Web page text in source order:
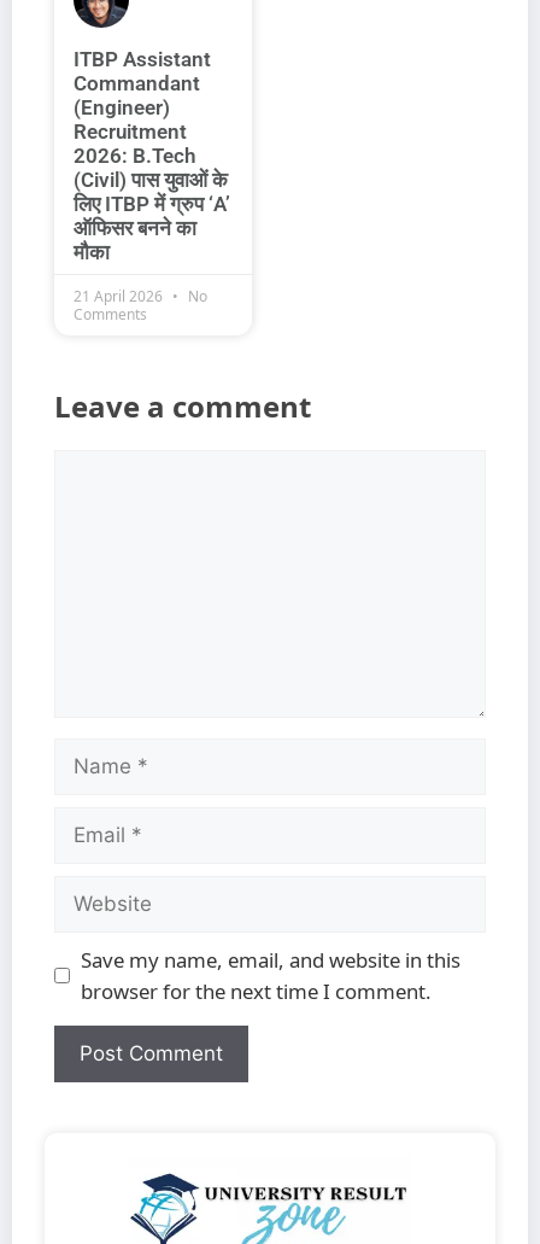
ITBP Assistant
Commandant
(Engineer)
Recruitment
2026: B.Tech
(Civil) पास युवाओं के
लिए ITBP में ग्रुप ‘A’
ऑफिसर बनने का
मौका
21 April 2026
No
Comments
Leave a comment
Save my name, email, and website in this
browser for the next time I comment.